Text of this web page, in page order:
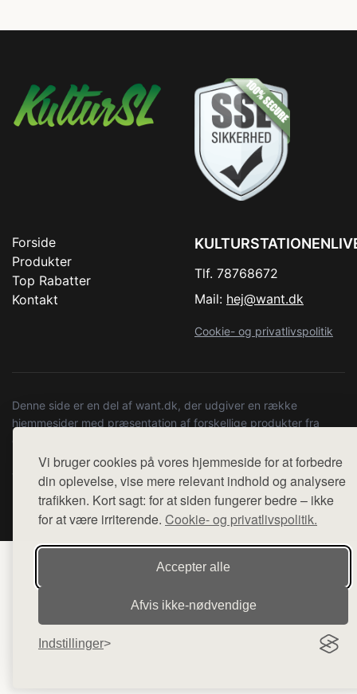
Vi bruger cookies på vores hjemmeside for at forbedre
din oplevelse, vise mere relevant indhold og analysere
trafikken. Kort sagt: for at siden fungerer bedre – ikke
for at være irriterende. Cookie- og privatlivspolitik.
Accepter alle
Afvis ikke‑nødvendige
Indstillinger
Forside
Produkter
Top Rabatter
Kontakt
Tlf. 78768672
Mail: hej@want.dk
Cookie- og privatlivspolitik
Denne side er en del af want.dk, der udgiver en række
hjemmesider med præsentation af forskellige produkter fra
diverse webshops. Der sælges ikke varer fra denne side - vi
henviser til de shops, som sælger varen. Vi har heller ikke
varerne på lager.
© 2026 kulturstationenlive.dk. Alle rettigheder forbeholdes.